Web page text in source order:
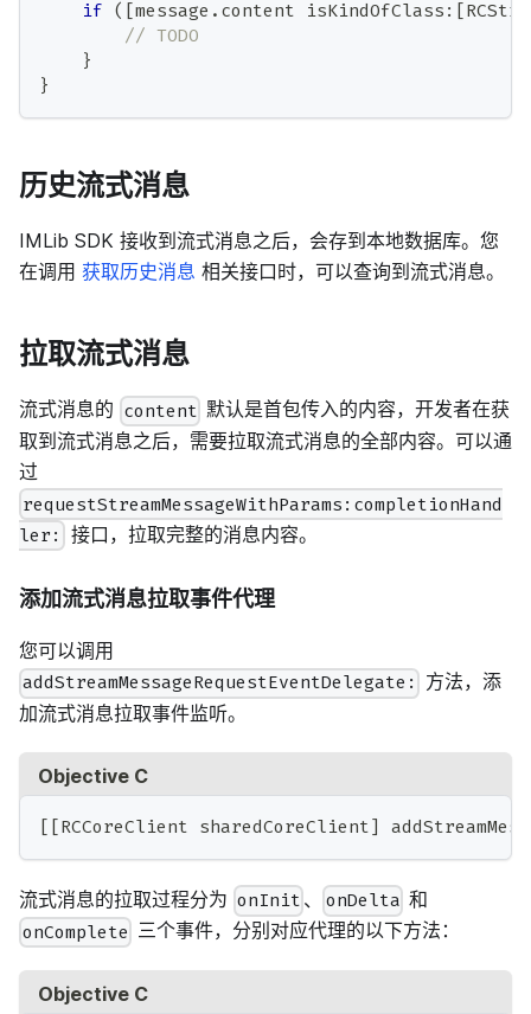
if ( [message . content isKindOfClass : [
// TODO
}
}
历史流式消息
IMLib SDK 接收到流式消息之后，会存到本地数据库。您
在调用 获取历史消息 相关接口时，可以查询到流式消息。
拉取流式消息
流式消息的 content 默认是首包传入的内容，开发者在获
取到流式消息之后，需要拉取流式消息的全部内容。可以通
过
requestStreamMessageWithParams:completionHand
ler: 接口，拉取完整的消息内容。
添加流式消息拉取事件代理
您可以调用
addStreamMessageRequestEventDelegate: 方法，添
加流式消息拉取事件监听。
Objective C
[ [RCCoreClient sharedCoreClient]
流式消息的拉取过程分为 onInit 、 onDelta 和
onComplete 三个事件，分别对应代理的以下方法：
Objective C